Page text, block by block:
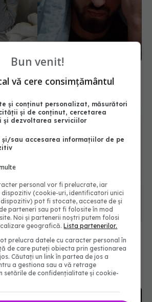
Vâlcu, mărturisire. Radu
cheie pentru medicul
Mulțumesc că ați pus
Portugalia, 90% acoperire
România, zero
Bun venit!
vă cere consimțământul
și conținut personalizat, măsurători
și de conținut, cercetarea
și dezvoltarea serviciilor
și/sau accesarea informațiilor de pe
personal vor fi prelucrate, iar
(cookie-uri, identificatori unici
pot fi stocate, accesate de și
parteneri sau pot fi folosite în mod
Noi și partenerii noștri putem folosi
geografică.Lista partenerilor.
prelucra datele cu caracter personal în
de care puteți obiecta prin gestionarea
Căutați un link în partea de jos a
a gestiona sau a vă retrage
setările de confidențialitate și cookie-